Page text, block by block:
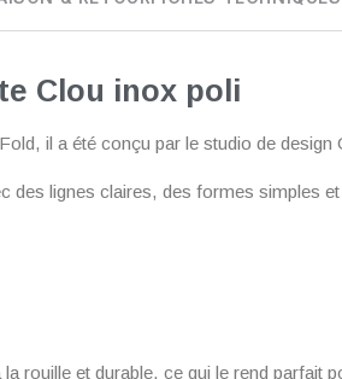
Clou inox poli
il a été conçu par le studio de design
des lignes claires, des formes simples
rouille et durable, ce qui le rend parfait